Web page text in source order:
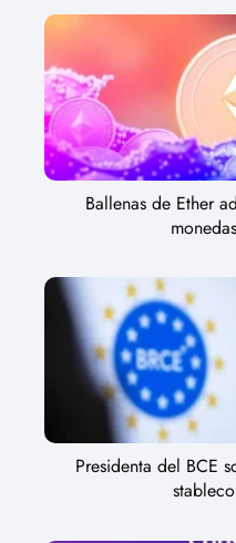
Ballenas de Ether
Presidenta del BCE